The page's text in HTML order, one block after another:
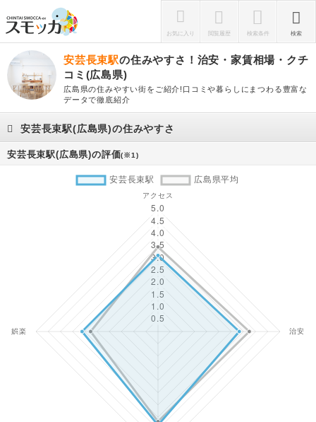
お気に入り 閲覧履歴 検索条件 検索
安芸長束駅の住みやすさ！治安・家賃相場・クチ
コミ(広島県)
広島県の住みやすい街をご紹介!口コミや暮らしにまつわる豊富な
データで徹底紹介
安芸長束駅(広島県)の住みやすさ
安芸長束駅(広島県)の評価(※1)